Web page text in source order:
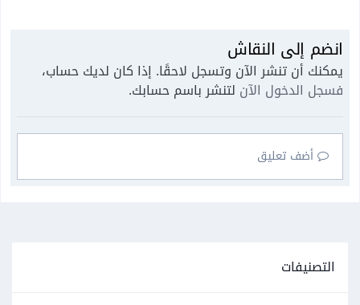
انضم إلى النقاش
يمكنك أن تنشر الآن وتسجل لاحقًا. إذا كان لديك حساب،
فسجل الدخول الآن لتنشر باسم حسابك.
أضف تعليق
التصنيفات